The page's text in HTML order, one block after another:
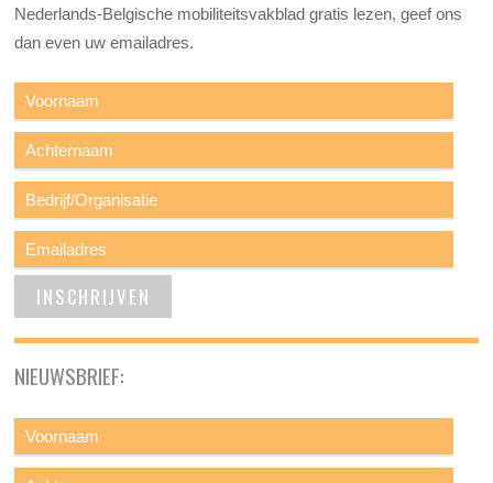
Nederlands-Belgische mobiliteitsvakblad gratis lezen, geef ons
dan even uw emailadres.
NIEUWSBRIEF: